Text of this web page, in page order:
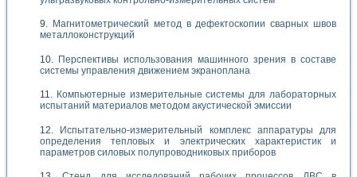
Магнитометрический метод в дефектоскопии сварных швов
металлоконструкций
Перспективы использования машинного зрения в составе
системы управления движением экраноплана
Компьютерные измерительные системы для лабораторных
испытаний материалов методом акустической эмиссии
Испытательно-измерительный комплекс аппаратуры для
определения тепловых и электрических характеристик и
параметров силовых полупроводниковых приборов